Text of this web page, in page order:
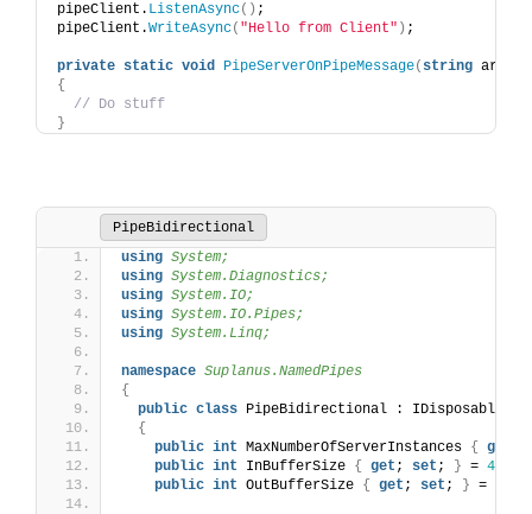
pipeClient. ListenAsync() ;
pipeClient.WriteAsync( "Hello from Client" ) ;
private static void PipeServerOnPipeMessage( string args
{
// Do stuff
}
PipeBidirectional
using System;
using System.Diagnostics;
using System.IO;
using System.IO.Pipes;
using System.Linq;
namespace Suplanus.NamedPipes
{
public class PipeBidirectional : IDisposable
{
public int MaxNumberOfServerInstances { get
public int InBufferSize { get ; set ; } = 4096
public int OutBufferSize { get ; set ; } =